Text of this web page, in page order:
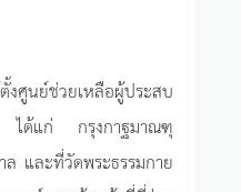
ศูนย์ช่วยเหลือผู้ประสบ
ด้แก่ กรุงกาฐมาณฑุ
และที่วัดพระธรรมกาย